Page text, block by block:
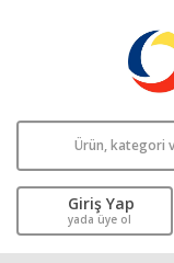
Giriş Yap
yada üye ol